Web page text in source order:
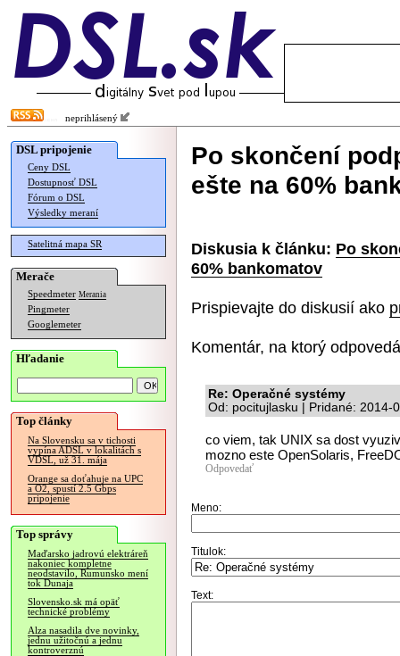
neprihlásený
DSL pripojenie
Ceny DSL
Dostupnosť DSL
Fórum o DSL
Výsledky meraní
Satelitná mapa SR
Merače
Speedmeter Merania
Pingmeter
Googlemeter
Hľadanie
Top články
Na Slovensku sa v tichosti
vypína ADSL v lokalitách s
VDSL, už 31. mája
Orange sa doťahuje na UPC
a O2, spustí 2.5 Gbps
pripojenie
Top správy
Maďarsko jadrovú elektráreň
nakoniec kompletne
neodstavilo, Rumunsko mení
tok Dunaja
Slovensko.sk má opäť
technické problémy
Alza nasadila dve novinky,
jednu užitočnú a jednu
kontroverznú
Po skončení
ešte na 60%
Diskusia k článku: Po
60% bankomatov
Prispievajte do diskusií ako
Komentár, na ktorý
Re: Operačné systémy
Od: pocitujlasku | Pridané: 2014-
co viem, tak UNIX sa dost
mozno este OpenSolaris,
Odpovedať
Meno:
Titulok:
Text: